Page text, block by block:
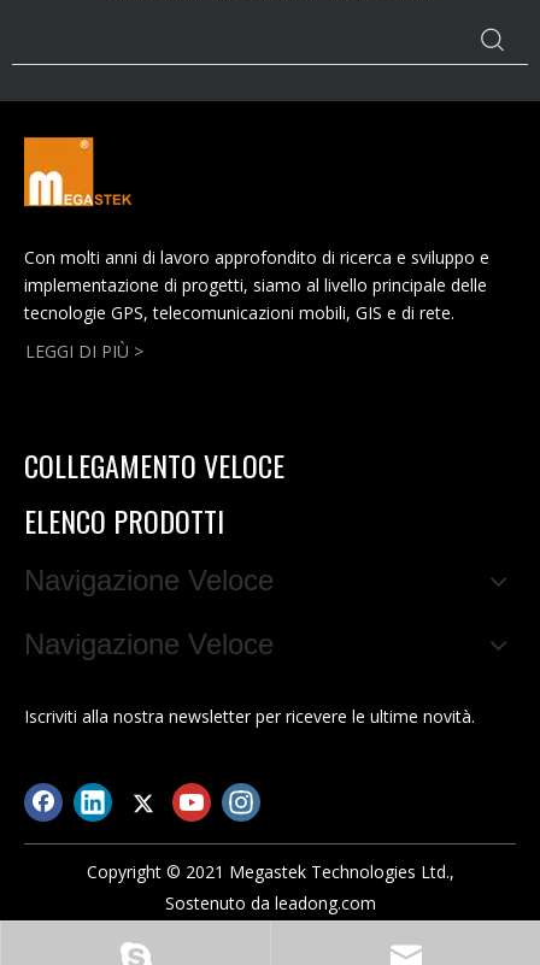
Con molti anni di lavoro approfondito di ricerca e sviluppo e
implementazione di progetti, siamo al livello principale delle
tecnologie GPS, telecomunicazioni mobili, GIS e di rete.
LEGGI DI PIÙ >
COLLEGAMENTO VELOCE
ELENCO PRODOTTI
Navigazione Veloce
Navigazione Veloce
Iscriviti alla nostra newsletter per ricevere le ultime novità.
Copyright © 2021 Megastek Technologies Ltd.,
Sostenuto da leadong.com